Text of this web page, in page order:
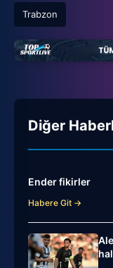
Trabzon
Diğer
Ender fikirler
Habere Git →